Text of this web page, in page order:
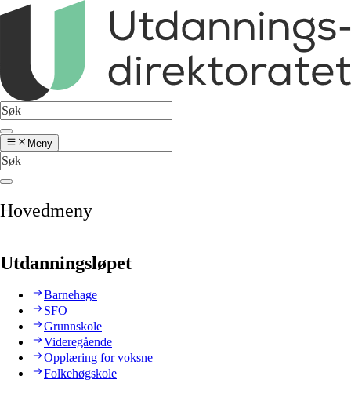
Meny
Hovedmeny
Utdanningsløpet
Barnehage
SFO
Grunnskole
Videregående
Opplæring for voksne
Folkehøgskole